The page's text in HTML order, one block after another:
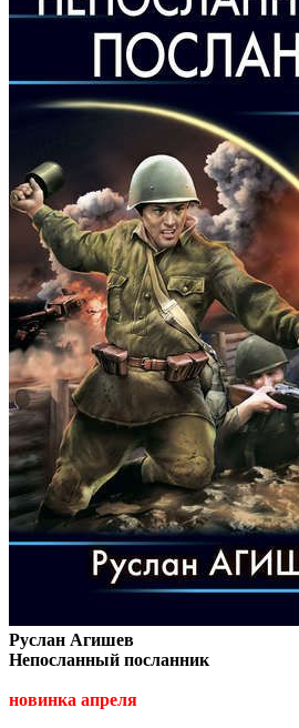
Руслан Агишев
Непосланный посланник
новинка апреля